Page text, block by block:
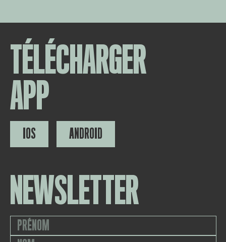
TÉLÉCHARGER
APP
IOS ANDROID
NEWSLETTER